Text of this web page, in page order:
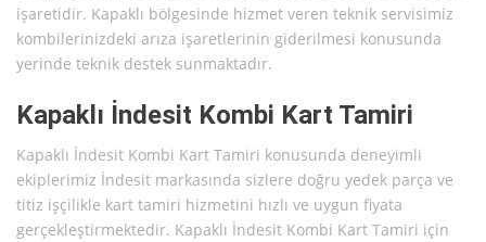
işaretidir. Kapaklı bölgesinde hizmet veren teknik servisimiz
kombilerinizdeki arıza işaretlerinin giderilmesi konusunda
yerinde teknik destek sunmaktadır.
Kapaklı İndesit Kombi Kart Tamiri
Kapaklı İndesit Kombi Kart Tamiri konusunda deneyimli
ekiplerimiz İndesit markasında sizlere doğru yedek parça ve
titiz işçilikle kart tamiri hizmetini hızlı ve uygun fiyata
gerçekleştirmektedir. Kapaklı İndesit Kombi Kart Tamiri için